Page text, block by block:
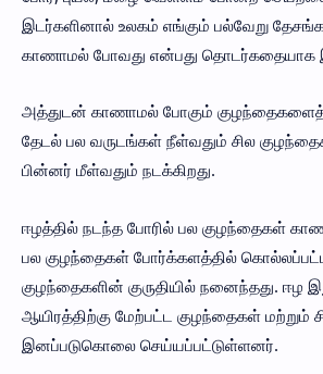
இடர்களினால் உலகம் எங்கும் பல்வேறு
காணாமல் போவது என்பது தொடர்கதையாக
அத்துடன் காணாமல் போகும்
தேடல் பல வருடங்கள் நீள்வதும் சில
பின்னர் மீள்வதும் நடக்கிறது.
ஈழத்தில் நடந்த போரில் பல குழந்தைகள்
பல குழந்தைகள் போர்க்களத்தில்
குழந்தைகளின் குருதியில் நனைந்தது. ஈழ
ஆயிரத்திற்கு மேற்பட்ட குழந்தைகள் மற்றும்
இனப்படுகொலை செய்யப்பட்டுள்ளனர்.